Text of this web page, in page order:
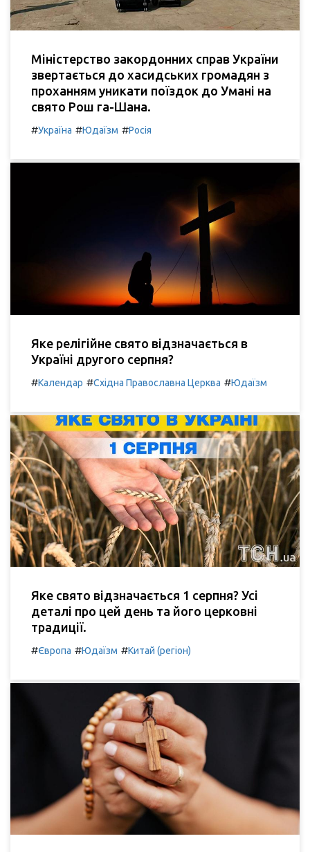
Міністерство закордонних справ України
звертається до хасидських громадян з
проханням уникати поїздок до Умані на
свято Рош га-Шана.
#Україна #Юдаїзм #Росія
Яке релігійне свято відзначається в
Україні другого серпня?
#Календар #Східна Православна Церква #Юдаїзм
Яке свято відзначається 1 серпня? Усі
деталі про цей день та його церковні
традиції.
#Європа #Юдаїзм #Китай (регіон)